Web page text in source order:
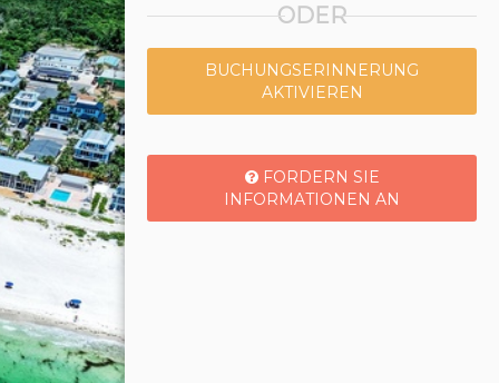
ODER
BUCHUNGSERINNERUNG
AKTIVIEREN
FORDERN SIE
INFORMATIONEN AN